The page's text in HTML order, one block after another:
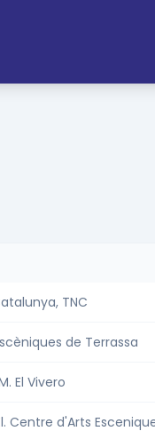
TNC
de Terrassa
El Vivero
Centre d'Arts